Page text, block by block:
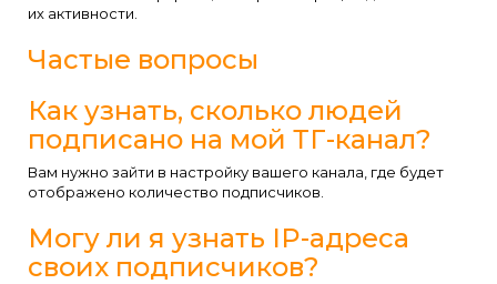
их активности.
Частые вопросы
Как узнать, сколько людей
подписано на мой ТГ-канал?
Вам нужно зайти в настройку вашего канала, где будет
отображено количество подписчиков.
Могу ли я узнать IP-адреса
своих подписчиков?